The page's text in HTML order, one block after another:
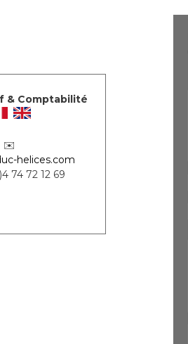
& Comptabilité
✉️
helices.com
74 72 12 69